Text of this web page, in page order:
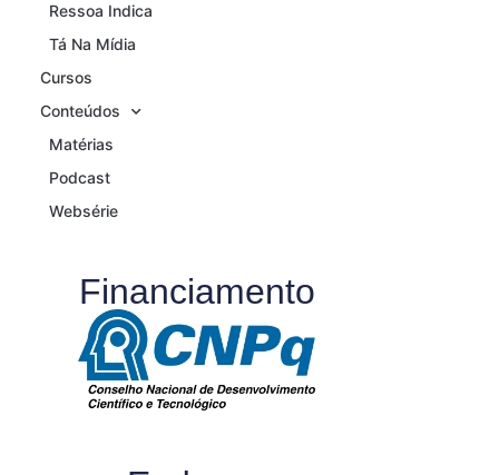
Ressoa Indica
Tá Na Mídia
Cursos
Conteúdos
Matérias
Podcast
Websérie
Financiamento